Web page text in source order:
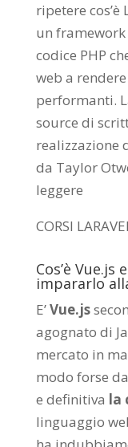
ripetere cos’è
un
codice PHP
web a
performanti.
source di
realizzazione
da Taylor
leggere
CORSI
Cos’è
impararlo
E’Vue.js
agognato di
mercato in
modo forse
e definitiva la
linguaggio